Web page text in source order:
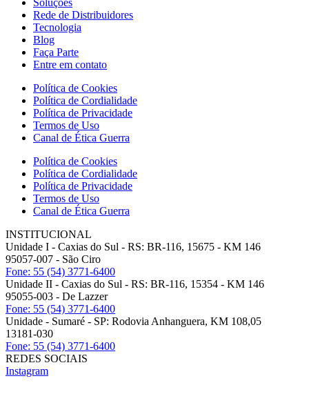
Soluções
Rede de Distribuidores
Tecnologia
Blog
Faça Parte
Entre em contato
Política de Cookies
Política de Cordialidade
Política de Privacidade
Termos de Uso
Canal de Ética Guerra
Política de Cookies
Política de Cordialidade
Política de Privacidade
Termos de Uso
Canal de Ética Guerra
INSTITUCIONAL
Unidade I - Caxias do Sul - RS: BR-116, 15675 - KM 146
95057-007 - São Ciro
Fone: 55 (54) 3771-6400
Unidade II - Caxias do Sul - RS: BR-116, 15354 - KM 146
95055-003 - De Lazzer
Fone: 55 (54) 3771-6400
Unidade - Sumaré - SP: Rodovia Anhanguera, KM 108,05
13181-030
Fone: 55 (54) 3771-6400
REDES SOCIAIS
Instagram